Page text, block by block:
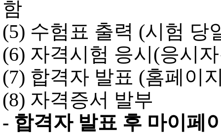
함
(5) 수험표 출력 (시험 당
(6) 자격시험 응시(응시
(7) 합격자 발표 (홈페이
(8) 자격증서 발부
- 합격자 발표 후 마이페